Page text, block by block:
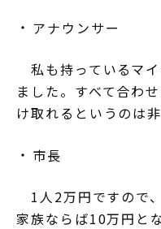
アナウンサー
私も持っているマ
ました。すべて合わ
け取れるというのは
市長
1人2万円ですので
家族ならば10万円と